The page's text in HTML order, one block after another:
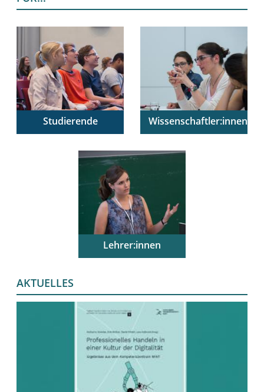
Studierende
lehramtsbezogenen
Studiengänge und
unsere Angebote für
Wissenschaftler:innen
unseren Aktivitäten in
Lehrer:innen
AKTUELLES